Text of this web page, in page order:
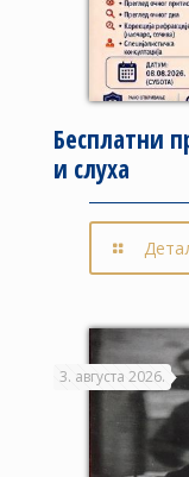
Бесплатни
и слуха
3. августа 2026.